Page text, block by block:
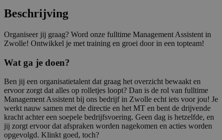
Beschrijving
Organiseer jij graag? Word onze fulltime Management Assistent in
Zwolle! Ontwikkel je met training en groei door in een topteam!
Wat ga je doen?
Ben jij een organisatietalent dat graag het overzicht bewaakt en
ervoor zorgt dat alles op rolletjes loopt? Dan is de rol van fulltime
Management Assistent bij ons bedrijf in Zwolle echt iets voor jou! Je
werkt nauw samen met de directie en het MT en bent de drijvende
kracht achter een soepele bedrijfsvoering. Geen dag is hetzelfde, en
jij zorgt ervoor dat afspraken worden nagekomen en acties worden
opgevolgd. Klinkt goed, toch?